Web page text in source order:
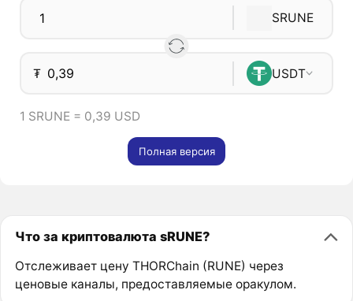
SRUNE
₮ USDT
1 SRUNE = 0,39 USD
Полная версия
Что за криптовалюта sRUNE?
Отслеживает цену THORChain (RUNE) через
ценовые каналы, предоставляемые оракулом.